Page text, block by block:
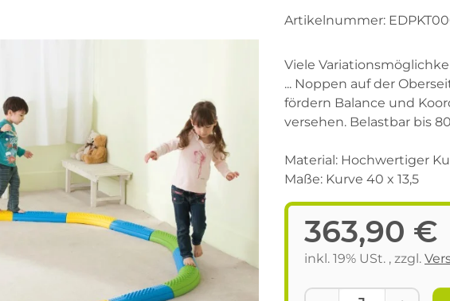
Artikelnummer:
Viele
... Noppen auf der
fördern Balance und
versehen. Belastbar bis
Material: Hochwertiger
Maße: Kurve 40 x 13,5
363,90 €
inkl. 19% USt. , zzgl.